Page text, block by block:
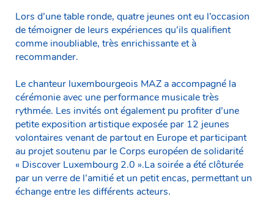
Lors d’une table ronde, quatre jeunes ont eu l’occasion
de témoigner de leurs expériences qu’ils qualifient
comme inoubliable, très enrichissante et à
recommander.
Le chanteur luxembourgeois MAZ a accompagné la
cérémonie avec une performance musicale très
rythmée. Les invités ont également pu profiter d’une
petite exposition artistique exposée par 12 jeunes
volontaires venant de partout en Europe et participant
au projet soutenu par le Corps européen de solidarité
« Discover Luxembourg 2.0 ».La soirée a été clôturée
par un verre de l’amitié et un petit encas, permettant un
échange entre les différents acteurs.